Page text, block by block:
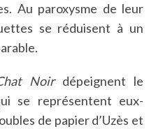
Au paroxysme de leur
se réduisent à un
Noir dépeignent le
se représentent eux-
de papier d’Uzès et